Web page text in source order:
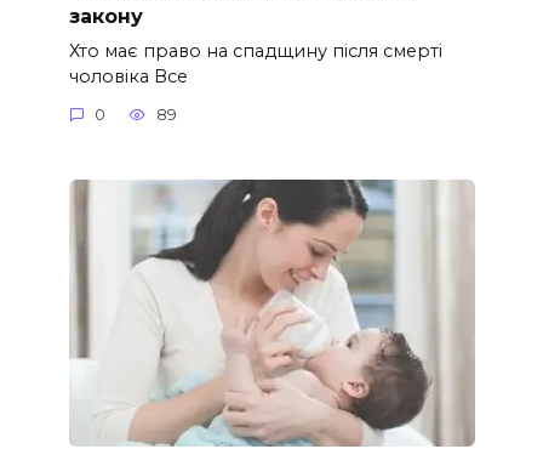
закону
Хто має право на спадщину після смерті
чоловіка Все
0 89